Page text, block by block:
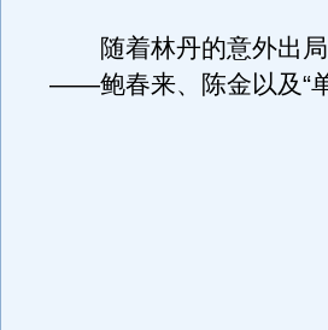
随着林丹的意外出局
——鲍春来、陈金以及“单